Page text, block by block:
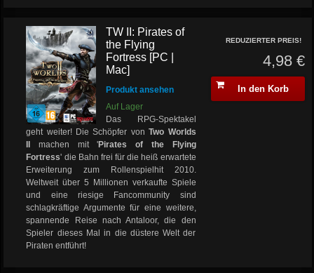
TW II: Pirates of
the Flying
Fortress [PC |
Mac]
Produkt ansehen
Auf Lager
Das RPG-Spektakel
geht weiter! Die Schöpfer vonTwo Worlds
machen mit 'Pirates of the Flying
Fortress' die Bahn frei für die heiß erwartete
Erweiterung zum Rollenspielhit 2010.
Weltweit über 5 Millionen verkaufte Spiele
und eine riesige Fancommunity sind
schlagkräftige Argumente für eine weitere,
spannende Reise nach Antaloor, die den
Spieler dieses Mal in die düstere Welt der
Piraten entführt!
REDUZIERTER PREIS!
4,98 €
In den Korb